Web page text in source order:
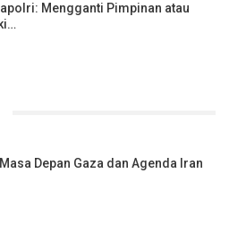
Mengganti Pimpinan atau
Depan Gaza dan Agenda Iran